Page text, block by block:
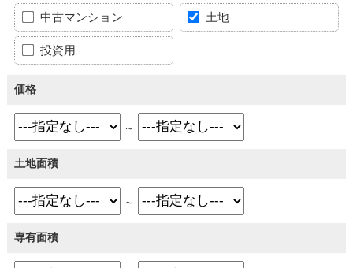
中古マンション 土地
投資用
価格
～
土地面積
～
専有面積